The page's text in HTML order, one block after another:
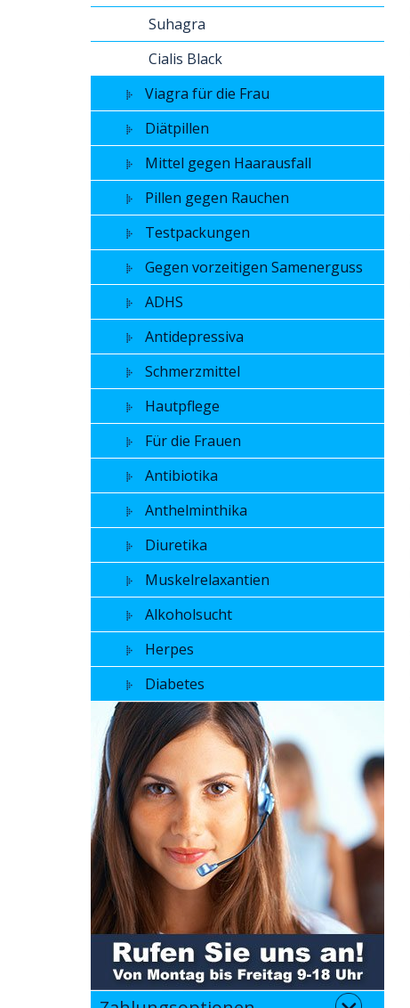
Suhagra
Cialis Black
Viagra für die Frau
Diätpillen
Mittel gegen Haarausfall
Pillen gegen Rauchen
Testpackungen
Gegen vorzeitigen Samenerguss
ADHS
Antidepressiva
Schmerzmittel
Hautpflege
Für die Frauen
Antibiotika
Anthelminthika
Diuretika
Muskelrelaxantien
Alkoholsucht
Herpes
Diabetes